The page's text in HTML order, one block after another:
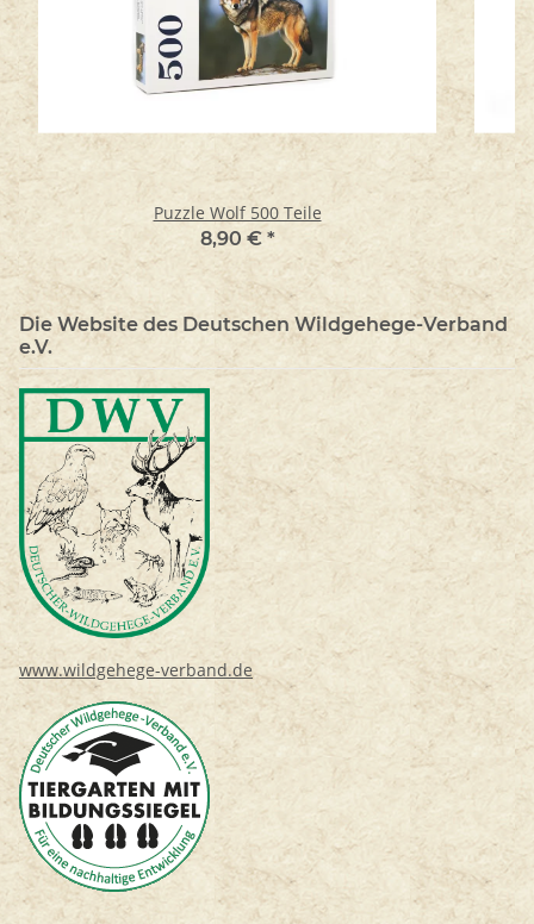
Puzzle Wolf 500 Teile
8,90 € *
Die Website des Deutschen Wildgehege-Verband
e.V.
www.wildgehege-verband.de